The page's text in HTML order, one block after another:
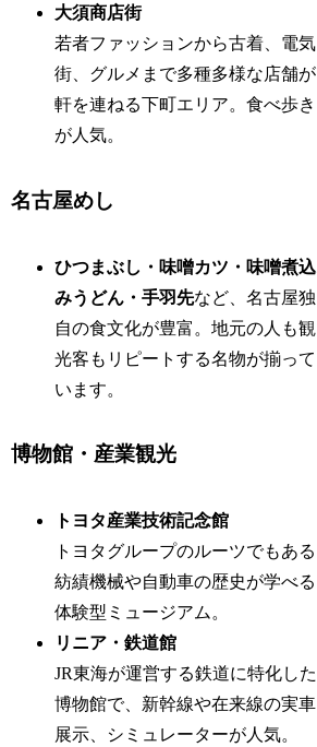
大須商店街
若者ファッションから古着、電気
街、グルメまで多種多様な店舗が
軒を連ねる下町エリア。食べ歩き
が人気。
名古屋めし
ひつまぶし・味噌カツ・味噌煮込
みうどん・手羽先など、名古屋独
自の食文化が豊富。地元の人も観
光客もリピートする名物が揃って
います。
博物館・産業観光
トヨタ産業技術記念館
トヨタグループのルーツでもある
紡績機械や自動車の歴史が学べる
体験型ミュージアム。
リニア・鉄道館
JR東海が運営する鉄道に特化した
博物館で、新幹線や在来線の実車
展示、シミュレーターが人気。